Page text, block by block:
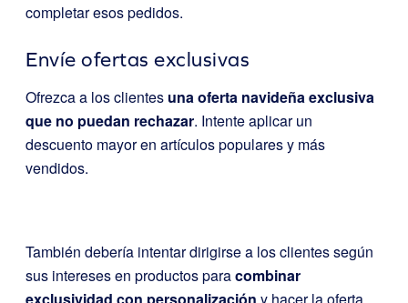
completar esos pedidos.
Envíe ofertas exclusivas
Ofrezca a los clientes una oferta navideña exclusiva
que no puedan rechazar. Intente aplicar un
descuento mayor en artículos populares y más
vendidos.
También debería intentar dirigirse a los clientes según
sus intereses en productos paracombinar
exclusividad con personalización y hacer la oferta